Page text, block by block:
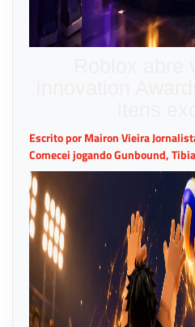
Escrito por Mairon Vieira
Comecei jogando Gunbound,